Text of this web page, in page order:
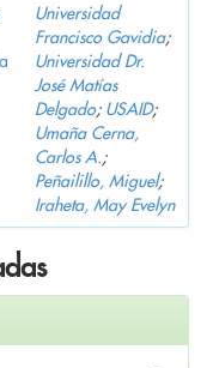
Universidad
Francisco Gavidia;
Universidad Dr.
José Matías
Delgado; USAID;
Umaña Cerna,
Carlos A.;
Peñailillo, Miguel;
Iraheta, May Evelyn